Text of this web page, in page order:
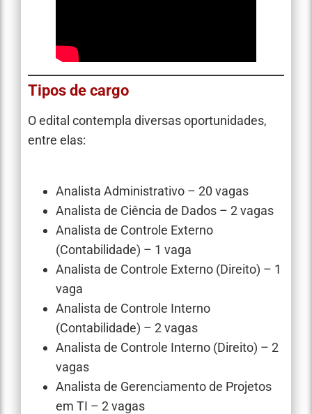
Tipos de cargo
O edital contempla diversas oportunidades,
entre elas:
Analista Administrativo – 20 vagas
Analista de Ciência de Dados – 2 vagas
Analista de Controle Externo
(Contabilidade) – 1 vaga
Analista de Controle Externo (Direito) – 1
vaga
Analista de Controle Interno
(Contabilidade) – 2 vagas
Analista de Controle Interno (Direito) – 2
vagas
Analista de Gerenciamento de Projetos
em TI – 2 vagas